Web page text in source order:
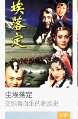
尘埃落定
交织着血泪的家族史
全36集